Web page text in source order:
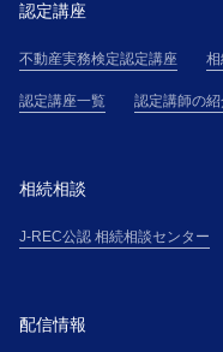
認定講座
不動産実務検定認定講座
認定講座一覧 認定講師の
相続相談
J-REC公認 相続相談センター
配信情報